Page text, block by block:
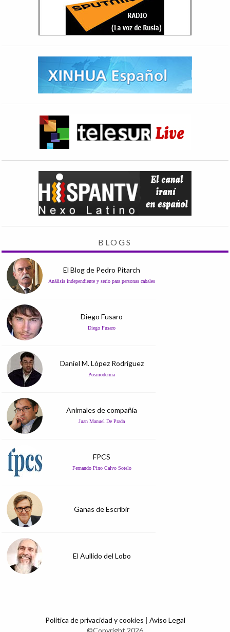
BLOGS
El Blog de Pedro Pitarch
Análisis independiente y serio para personas cabales
Diego Fusaro
Diego Fusaro
Daniel M. López Rodríguez
Posmodernia
Animales de compañía
Juan Manuel De Prada
FPCS
Fernando Pino Calvo Sotelo
Ganas de Escribir
El Aullido del Lobo
Política de privacidad y cookies | Aviso Legal
©Copyright 2026